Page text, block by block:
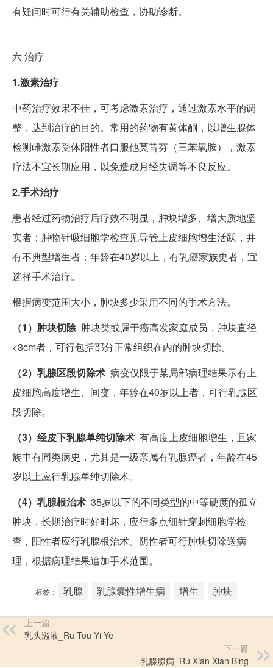
有疑问时可行有关辅助检查，协助诊断。
六治疗
1.激素治疗
中药治疗效果不佳，可考虑激素治疗，通过激素水平的调
整，达到治疗的目的。常用的药物有黄体酮，以增生腺体
检测雌激素受体阳性者口服他莫昔芬（三苯氧胺），激素
疗法不宜长期应用，以免造成月经失调等不良反应。
2.手术治疗
患者经过药物治疗后疗效不明显，肿块增多、增大质地坚
实者；肿物针吸细胞学检查见导管上皮细胞增生活跃，并
有不典型增生者；年龄在40岁以上，有乳癌家族史者，宜
选择手术治疗。
根据病变范围大小，肿块多少采用不同的手术方法。
（1）肿块切除 肿块类或属于癌高发家庭成员，肿块直径
<3cm者，可行包括部分正常组织在内的肿块切除。
（2）乳腺区段切除术 病变仅限于某局部病理结果示有上
皮细胞高度增生、间变，年龄在40岁以上者，可行乳腺区
段切除。
（3）经皮下乳腺单纯切除术 有高度上皮细胞增生，且家
族中有同类病史，尤其是一级亲属有乳腺癌者，年龄在45
岁以上应行乳腺单纯切除术。
（4）乳腺根治术 35岁以下的不同类型的中等硬度的孤立
肿块，长期治疗时好时坏，应行多点细针穿刺细胞学检
查，阳性者应行乳腺根治术。阴性者可行肿块切除送病
理，根据病理结果追加手术范围。
标签： 乳腺 乳腺囊性增生病 增生 肿块
上一篇
乳头溢液_Ru Tou Yi Ye
下一篇
乳腺腺病_Ru Xian Xian Bing